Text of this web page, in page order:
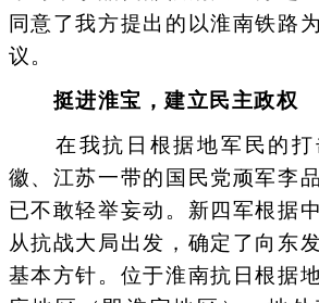
同意了我方提出的以淮南铁路
议。
挺进淮宝，建立民主政权
在我抗日根据地军民的打
徽、江苏一带的国民党顽军李
已不敢轻举妄动。新四军根据
从抗战大局出发，确定了向东
基本方针。位于淮南抗日根据